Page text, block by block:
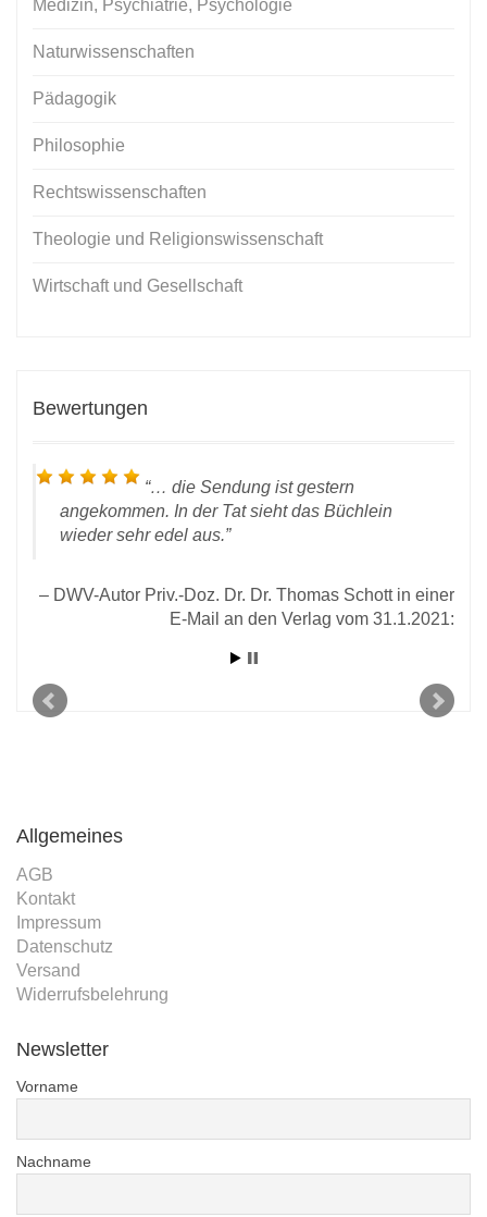
Medizin, Psychiatrie, Psychologie
Naturwissenschaften
Pädagogik
Philosophie
Rechtswissenschaften
Theologie und Religionswissenschaft
Wirtschaft und Gesellschaft
Bewertungen
… die Sendung ist gestern
angekommen. In der Tat sieht das Büchlein
wieder sehr edel aus.
DWV-Autor Priv.-Doz. Dr. Dr. Thomas Schott in einer
E-Mail an den Verlag vom 31.1.2021:
Allgemeines
AGB
Kontakt
Impressum
Datenschutz
Versand
Widerrufsbelehrung
Newsletter
Vorname
Nachname